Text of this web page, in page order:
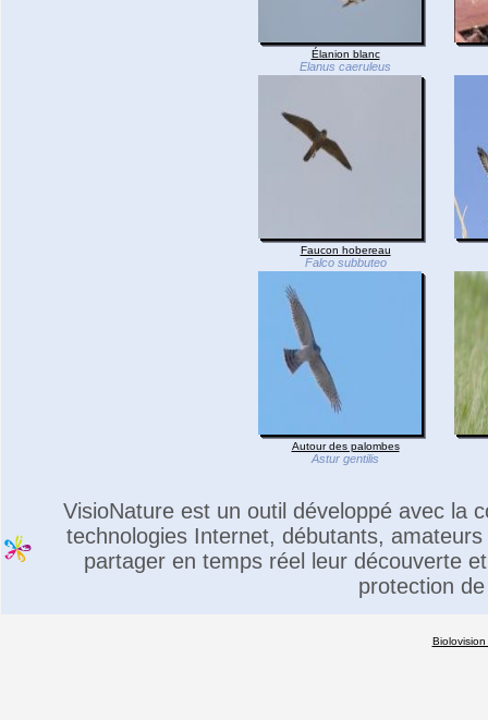
Élanion blanc
Elanus caeruleus
Faucon hobereau
Falco subbuteo
Autour des palombes
Astur gentilis
VisioNature est un outil développé avec la
technologies Internet, débutants,
partager en temps réel leur découverte
protection
Biolovision